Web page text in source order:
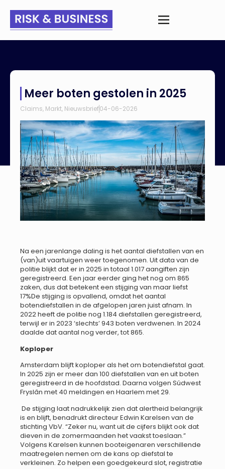
Home
Meer boten gestolen in 2025
Claims, Markt, Nieuwsbrief04-06-2026
Na een jarenlange daling is het aantal diefstallen van en
(van)uit vaartuigen weer toegenomen. Uit data van de
politie blijkt dat er in 2025 in totaal 1.017 aangiften zijn
geregistreerd. Een jaar eerder ging het nog om 865
zaken, dus dat betekent een stijging van maar liefst
17%De stijging is opvallend, omdat het aantal
botendiefstallen in de afgelopen jaren juist afnam. In
2022 heeft de politie nog 1.184 diefstallen geregistreerd,
terwijl er in 2023 ‘slechts’ 943 boten verdwenen. In 2024
daalde dat aantal nog verder, tot 865.
Koploper
Amsterdam blijft koploper als het om botendiefstal gaat.
In 2025 zijn er meer dan 100 diefstallen van en uit boten
geregistreerd in de hoofdstad. Daarna volgen Súdwest
Fryslân met 40 meldingen en Haarlem met 29.
De stijging laat nadrukkelijk zien dat alertheid belangrijk
is en blijft, benadrukt directeur Edwin Karelsen van de
stichting VbV. “Zeker nu, want uit de cijfers blijkt ook dat
dieven in de zomermaanden het vaakst toeslaan.”
Volgens Karelsen kunnen booteigenaren verschillende
maatregelen nemen om de kans op diefstal te
verkleinen. Zo helpen een goedgekeurd slot, registratie